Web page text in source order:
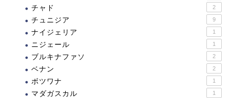
チャド 2
チュニジア 9
ナイジェリア 1
ニジェール 1
ブルキナファソ 2
ベナン 2
ボツワナ 1
マダガスカル 1